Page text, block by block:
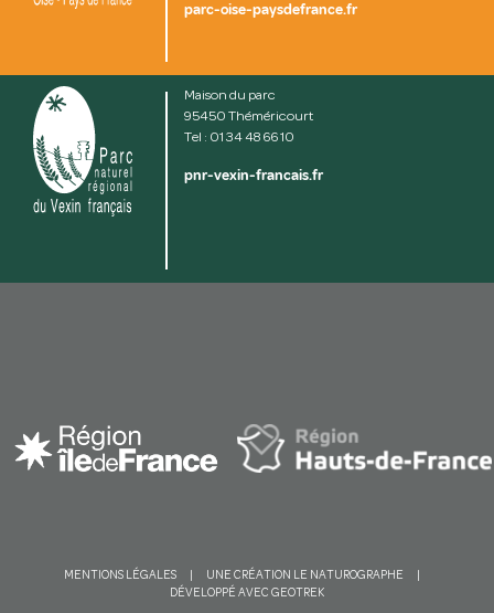
parc-oise-paysdefrance.fr
Maison du parc
95450 Théméricourt
Tel : 01 34 48 66 10
pnr-vexin-francais.fr
MENTIONS LÉGALES UNE CRÉATION LE NATUROGRAPHE
DÉVELOPPÉ AVEC GEOTREK